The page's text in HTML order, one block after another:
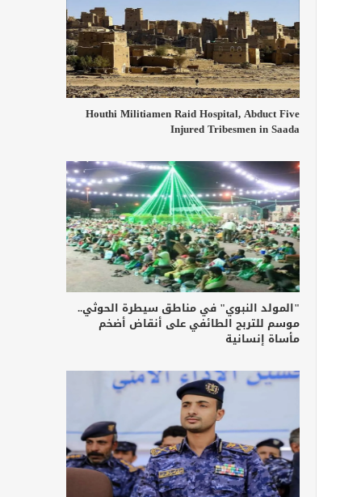
Houthi Militiamen Raid Hospital, Abduct Five
Injured Tribesmen in Saada
"المولد النبوي" في مناطق سيطرة الحوثي..
موسم للتربح الطائفي على أنقاض أضخم
مأساة إنسانية